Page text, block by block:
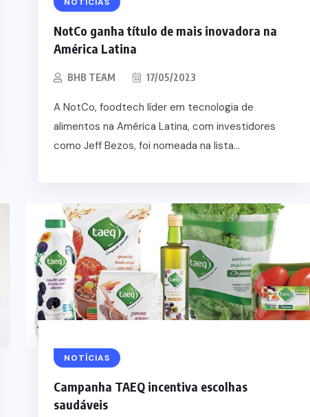
NotCo ganha título de mais inovadora na
América Latina
BHB TEAM 17/05/2023
A NotCo, foodtech líder em tecnologia de
alimentos na América Latina, com investidores
como Jeff Bezos, foi nomeada na lista...
NOTÍCIAS
Campanha TAEQ incentiva escolhas
saudáveis